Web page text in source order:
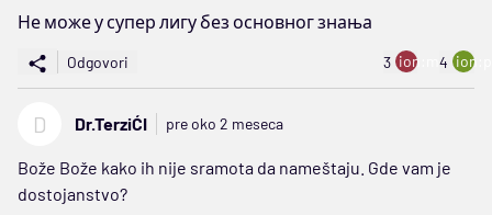
Не може у супер лигу без основног знања
Odgovori 3 ion:minus
4
D Dr.TerziĆI pre oko 2 meseca
Bože Bože kako ih nije sramota da nameštaju. Gde vam je
dostojanstvo?